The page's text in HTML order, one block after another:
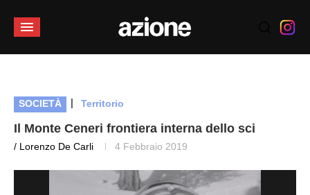
SOCIETÀ | Territorio
Il Monte Ceneri frontiera interna dello sci
/ Lorenzo De Carli 4 Febbraio 2019